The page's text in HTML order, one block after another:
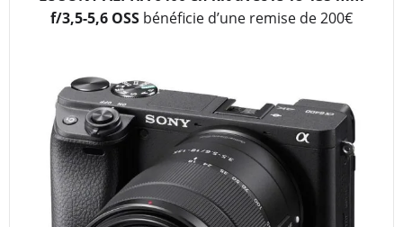
f/3,5-5,6 OSS bénéficie d’une remise de 200€